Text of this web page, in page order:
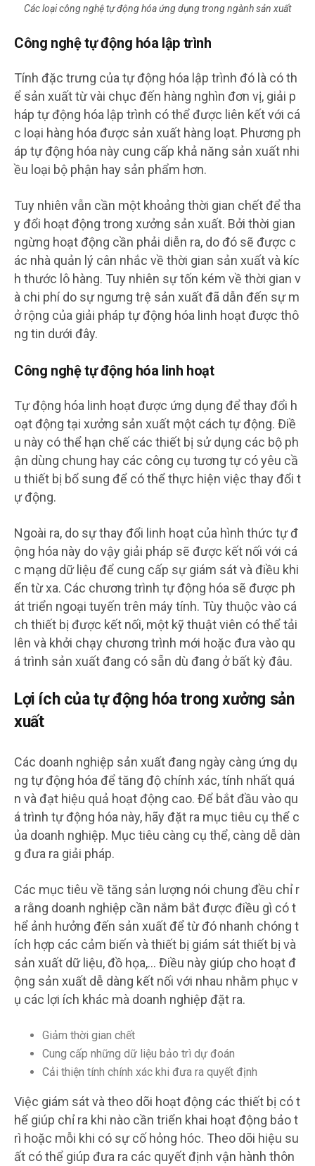
Các loại công nghệ tự động hóa ứng dụng trong ngành sản xuất
Công nghệ tự động hóa lập trình
Tính đặc trưng của tự động hóa lập trình đó là có th
ể sản xuất từ vài chục đến hàng nghìn đơn vị, giải p
háp tự động hóa lập trình có thể được liên kết với cá
c loại hàng hóa được sản xuất hàng loạt. Phương ph
áp tự động hóa này cung cấp khả năng sản xuất nhi
ều loại bộ phận hay sản phẩm hơn.
Tuy nhiên vẫn cần một khoảng thời gian chết để tha
y đổi hoạt động trong xưởng sản xuất. Bởi thời gian
ngừng hoạt động cần phải diễn ra, do đó sẽ được c
ác nhà quản lý cân nhắc về thời gian sản xuất và kíc
h thước lô hàng. Tuy nhiên sự tốn kém về thời gian v
à chi phí do sự ngưng trệ sản xuất đã dẫn đến sự m
ở rộng của giải pháp tự động hóa linh hoạt được thô
ng tin dưới đây.
Công nghệ tự động hóa linh hoạt
Tự động hóa linh hoạt được ứng dụng để thay đổi h
oạt động tại xưởng sản xuất một cách tự động. Điề
u này có thể hạn chế các thiết bị sử dụng các bộ ph
ận dùng chung hay các công cụ tương tự có yêu cầ
u thiết bị bổ sung để có thể thực hiện việc thay đổi t
ự động.
Ngoài ra, do sự thay đổi linh hoạt của hình thức tự đ
ộng hóa này do vậy giải pháp sẽ được kết nối với cá
c mạng dữ liệu để cung cấp sự giám sát và điều khi
ển từ xa. Các chương trình tự động hóa sẽ được ph
át triển ngoại tuyến trên máy tính. Tùy thuộc vào cá
ch thiết bị được kết nối, một kỹ thuật viên có thể tải
lên và khởi chạy chương trình mới hoặc đưa vào qu
á trình sản xuất đang có sẵn dù đang ở bất kỳ đâu.
Lợi ích của tự động hóa trong xưởng sản
xuất
Các doanh nghiệp sản xuất đang ngày càng ứng dụ
ng tự động hóa để tăng độ chính xác, tính nhất quá
n và đạt hiệu quả hoạt động cao. Để bắt đầu vào qu
á trình tự động hóa này, hãy đặt ra mục tiêu cụ thể c
ủa doanh nghiệp. Mục tiêu càng cụ thể, càng dễ dàn
g đưa ra giải pháp.
Các mục tiêu về tăng sản lượng nói chung đều chỉ r
a rằng doanh nghiệp cần nắm bắt được điều gì có t
hể ảnh hưởng đến sản xuất để từ đó nhanh chóng t
ích hợp các cảm biến và thiết bị giám sát thiết bị và
sản xuất dữ liệu, đồ họa,… Điều này giúp cho hoạt đ
ộng sản xuất dễ dàng kết nối với nhau nhằm phục v
ụ các lợi ích khác mà doanh nghiệp đặt ra.
Giảm thời gian chết
Cung cấp những dữ liệu bảo trì dự đoán
Cải thiện tính chính xác khi đưa ra quyết định
Việc giám sát và theo dõi hoạt động các thiết bị có t
hể giúp chỉ ra khi nào cần triển khai hoạt động bảo t
rì hoặc mỗi khi có sự cố hỏng hóc. Theo dõi hiệu su
ất có thể giúp đưa ra các quyết định vận hành thôn